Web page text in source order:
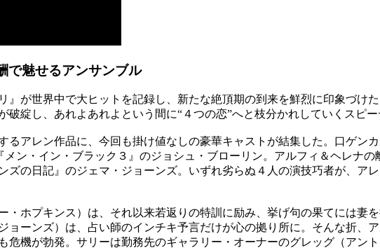
で魅せるアンサンブル
』が世界中で大ヒットを記録し、新たな絶頂期の到来を鮮烈に印象づけ
破綻し、あれよあれよという間に“４つの恋”へと枝分かれしていくスピ
るアレン作品に、今回も掛け値なしの豪華キャストが結集した。口ゲン
ン・イン・ブラック３』のジョシュ・ブローリン。アルフィ＆ヘレナ
ズの日記』のジェマ・ジョーンズ。いずれ劣らぬ４人の演技巧者が、ア
・ホプキンス）は、それ以来若返りの特訓に励み、挙げ句の果てには妻
ョーンズ）は、占い師のインチキ予言だけが心の拠り所に。そんな折、
危機が勃発。サリーは勤務先のギャラリー・オーナーのグレッグ（アン